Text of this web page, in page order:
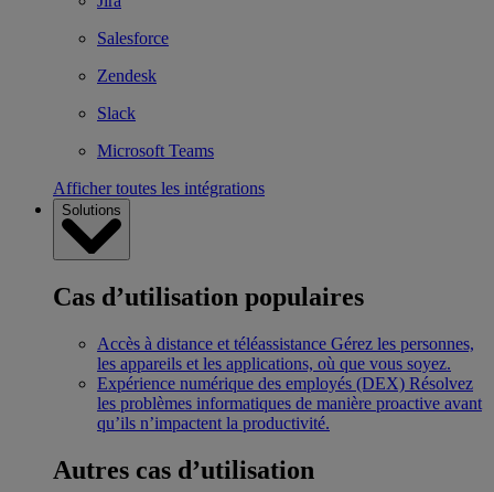
Salesforce
Zendesk
Slack
Microsoft Teams
Afficher toutes les intégrations
Solutions
Cas d’utilisation populaires
Accès à distance et téléassistance Gérez les personnes,
les appareils et les applications, où que vous soyez.
Expérience numérique des employés (DEX) Résolvez
les problèmes informatiques de manière proactive avant
qu’ils n’impactent la productivité.
Autres cas d’utilisation